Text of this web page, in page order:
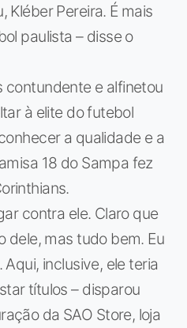
Kléber Pereira. É mais
paulista – disse o
contundente e alfinetou
à elite do futebol
a qualidade e a
18 do Sampa fez
contra ele. Claro que
dele, mas tudo bem. Eu
Aqui, inclusive, ele teria
títulos – disparou
da SAO Store, loja